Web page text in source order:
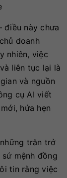
điều này chưa
doanh
nhiên, việc
liên tục lại là
và nguồn
cụ AI viết
hứa hẹn
trăn trở
mệnh đồng
tin rằng việc